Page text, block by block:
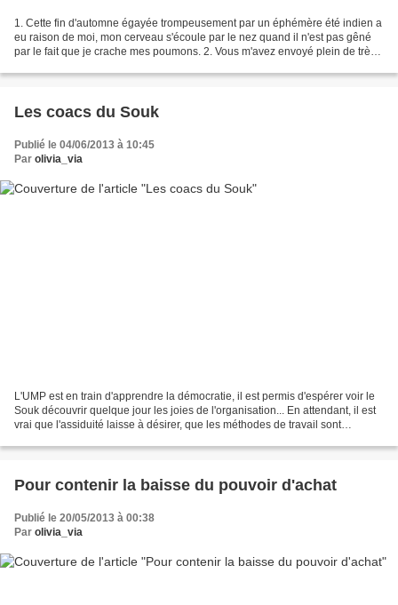
1. Cette fin d'automne égayée trompeusement par un éphémère été indien a
eu raison de moi, mon cerveau s'écoule par le nez quand il n'est pas gêné
par le fait que je crache mes poumons. 2. Vous m'avez envoyé plein de très
Les coacs du Souk
Publié le 04/06/2013 à 10:45
Par olivia_via
L'UMP est en train d'apprendre la démocratie, il est permis d'espérer voir le
Souk découvrir quelque jour les joies de l'organisation... En attendant, il est
vrai que l'assiduité laisse à désirer, que les méthodes de travail sont
Pour contenir la baisse du pouvoir d'achat
Publié le 20/05/2013 à 00:38
Par olivia_via